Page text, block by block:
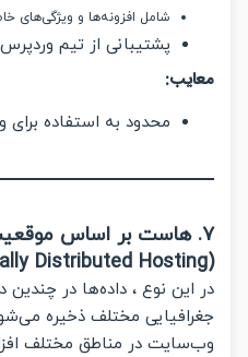
شامل افزونه‌ها و ویژگی‌های خاص
پشتیبانی از تیم وردپرس
محدود به استفاده برای
هاست بر اساس موقعیت
نوع ، داده‌ها در چندین
مختلف ذخیره می‌شوند تا
در مناطق مختلف افزایش